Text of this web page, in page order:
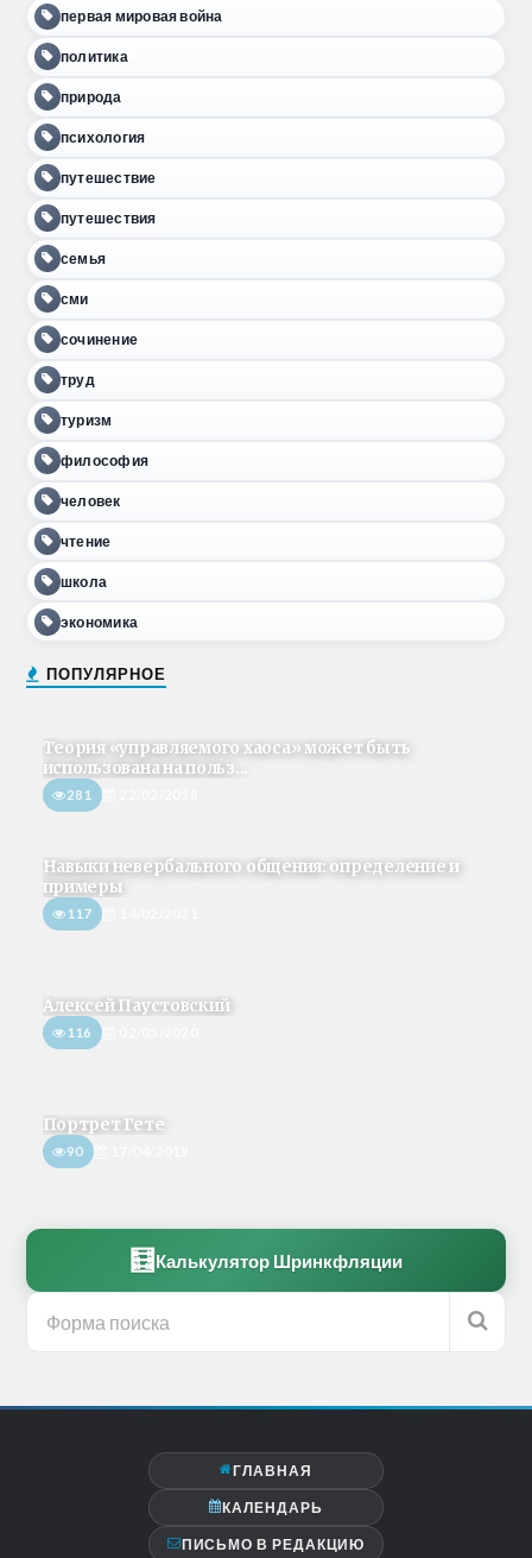
первая мировая война
политика
природа
психология
путешествие
путешествия
семья
сми
сочинение
труд
туризм
философия
человек
чтение
школа
экономика
ПОПУЛЯРНОЕ
Теория «управляемого хаоса» может быть
использована на польз...
281
Навыки невербального общения: определение и
примеры
117
Алексей Паустовский
116
Портрет Гете
90
🧮 Калькулятор Шринкфляции
ГЛАВНАЯ
КАЛЕНДАРЬ
ПИСЬМО В РЕДАКЦИЮ